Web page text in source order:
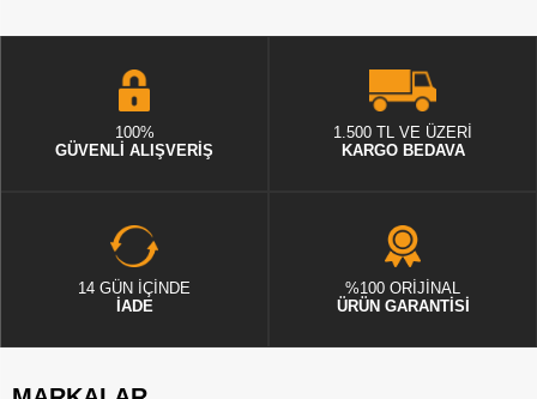
100%
GÜVENLİ ALIŞVERİŞ
1.500 TL VE ÜZERİ
KARGO BEDAVA
14 GÜN İÇİNDE
İADE
%100 ORİJİNAL
ÜRÜN GARANTİSİ